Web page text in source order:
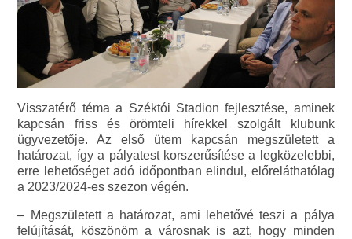
Visszatérő téma a Széktói Stadion fejlesztése, aminek
kapcsán friss és örömteli hírekkel szolgált klubunk
ügyvezetője. Az első ütem kapcsán megszületett a
határozat, így a pályatest korszerűsítése a legközelebbi,
erre lehetőséget adó időpontban elindul, előreláthatólag
a 2023/2024-es szezon végén.
– Megszületett a határozat, ami lehetővé teszi a pálya
felújítását, köszönöm a városnak is azt, hogy minden